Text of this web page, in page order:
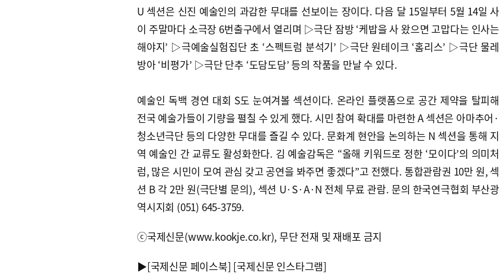
U 섹션은 신진 예술인의 과감한 무대를 선보이는 장이다. 다음 달 15일부터 5월 14일 사
이 주말마다 소극장 6번출구에서 열리며 ▷극단 잠방 ‘케밥을 사 왔으면 고맙다는 인사는
해야지’ ▷극예술실험집단 초 ‘스펙트럼 분석기’ ▷극단 원테이크 ‘홈리스’ ▷극단 물레
방아 ‘비평가’ ▷극단 단추 ‘도담도담’ 등의 작품을 만날 수 있다.
예술인 독백 경연 대회 S도 눈여겨볼 섹션이다. 온라인 플랫폼으로 공간 제약을 탈피해
전국 예술가들이 기량을 펼칠 수 있게 했다. 시민 참여 확대를 마련한 A 섹션은 아마추어·
청소년극단 등의 다양한 무대를 즐길 수 있다. 문화계 현안을 논의하는 N 섹션을 통해 지
역 예술인 간 교류도 활성화한다. 김 예술감독은 “올해 키워드로 정한 ‘모이다’의 의미처
럼, 많은 시민이 모여 관심 갖고 공연을 봐주면 좋겠다”고 전했다. 통합관람권 10만 원, 섹
션 B 각 2만 원(극단별 문의), 섹션 U·S·A·N 전체 무료 관람. 문의 한국연극협회 부산광
역시지회 (051) 645-3759.
ⓒ국제신문(www.kookje.co.kr), 무단 전재 및 재배포 금지
▶[국제신문 페이스북] [국제신문 인스타그램]